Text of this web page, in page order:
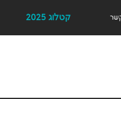
קטלוג 2025